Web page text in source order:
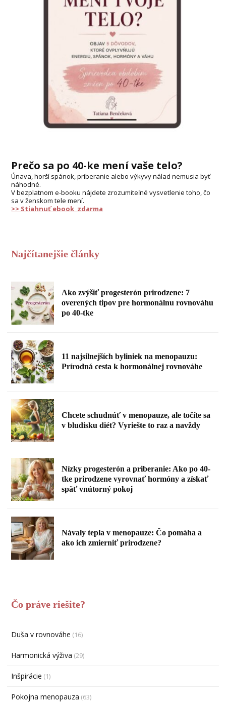
Prečo sa po 40-ke mení vaše telo?
Únava, horší spánok, priberanie alebo výkyvy nálad nemusia byť
náhodné.
V bezplatnom e-booku nájdete zrozumiteľné vysvetlenie toho, čo
sa v ženskom tele mení.
>> Stiahnuť ebook zdarma
Najčítanejšie články
Ako zvýšiť progesterón prirodzene: 7
overených tipov pre hormonálnu rovnováhu
po 40-tke
11 najsilnejších byliniek na menopauzu:
Prírodná cesta k hormonálnej rovnováhe
Chcete schudnúť v menopauze, ale točíte sa
v bludisku diét? Vyriešte to raz a navždy
Nízky progesterón a priberanie: Ako po 40-
tke prirodzene vyrovnať hormóny a získať
späť vnútorný pokoj
Návaly tepla v menopauze: Čo pomáha a
ako ich zmierniť prirodzene?
Čo práve riešite?
Duša v rovnováhe (16)
Harmonická výživa (29)
Inšpirácie (1)
Pokojna menopauza (63)